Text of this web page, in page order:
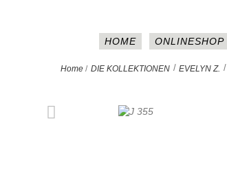
HOME ONLINESHOP
Home / DIE KOLLEKTIONEN > EVELYN Z. >